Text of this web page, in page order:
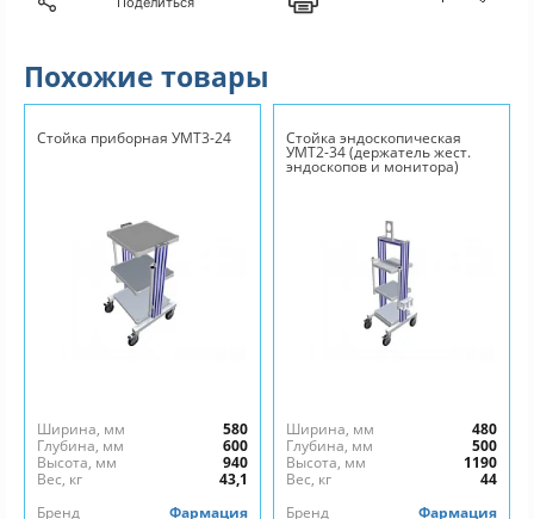
Похожие товары
Стойка приборная УМТ3-24
Ширина, мм
580
Глубина, мм
600
Высота, мм
940
Вес, кг
43,1
Бренд
Фармация
Стойка эндоскопическая
УМТ2-34 (держатель жест.
эндоскопов и монитора)
Ширина, мм
480
Глубина, мм
500
Высота, мм
1190
Вес, кг
44
Бренд
Фармация